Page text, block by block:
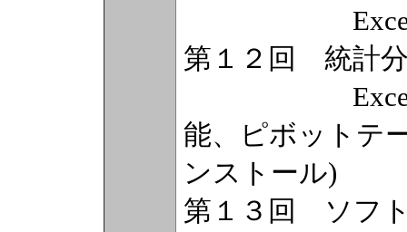
Excelを用
第１２回 統計
Excelを用
能、ピボットテ
ンストール)
第１３回 ソフ